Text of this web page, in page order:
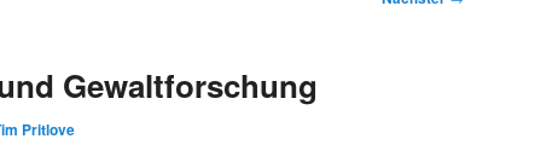
Gewaltforschung
Pritlove